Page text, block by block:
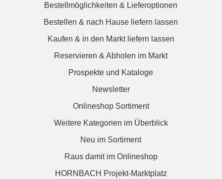
Bestellmöglichkeiten & Lieferoptionen
Bestellen & nach Hause liefern lassen
Kaufen & in den Markt liefern lassen
Reservieren & Abholen im Markt
Prospekte und Kataloge
Newsletter
Onlineshop Sortiment
Weitere Kategorien im Überblick
Neu im Sortiment
Raus damit im Onlineshop
HORNBACH Projekt-Marktplatz